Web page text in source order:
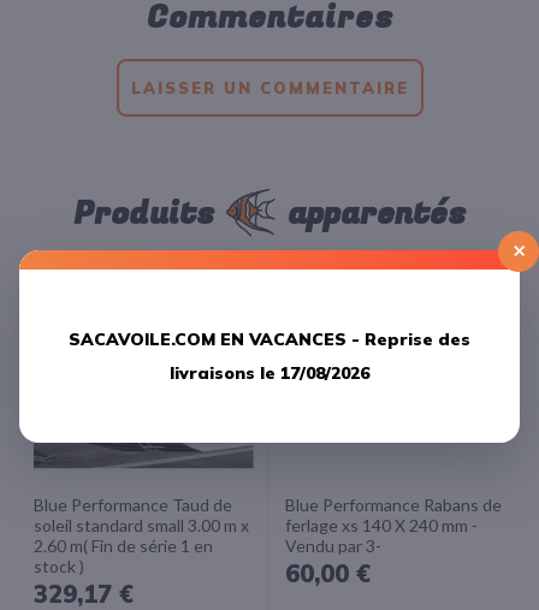
Commentaires
LAISSER UN COMMENTAIRE
Produits apparentés
Blue Performance Taud de
soleil standard small 3.00 m x
2.60 m( Fin de série 1 en
stock )
329,17 €
Blue Performance Rabans de
ferlage xs 140 X 240 mm -
Vendu par 3-
60,00 €
×
SACAVOILE.COM EN VACANCES - Reprise des
livraisons le 17/08/2026